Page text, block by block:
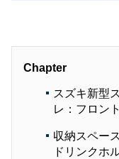
Chapter
スズキ新型
レ：フロン
収納スペー
ドリンクホ